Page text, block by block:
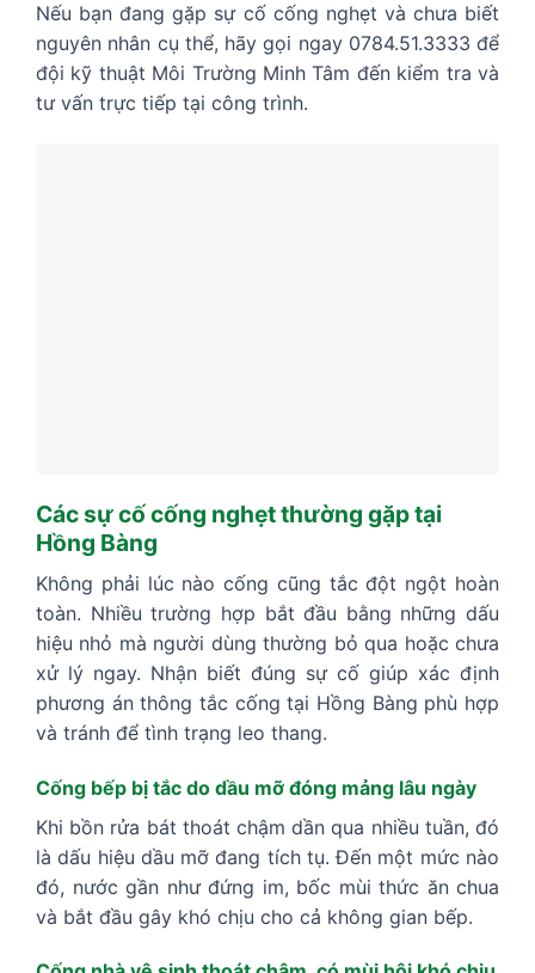
Nếu bạn đang gặp sự cố cống nghẹt và chưa biết
nguyên nhân cụ thể, hãy gọi ngay 0784.51.3333 để
đội kỹ thuật Môi Trường Minh Tâm đến kiểm tra và
tư vấn trực tiếp tại công trình.
Các sự cố cống nghẹt thường gặp tại
Hồng Bàng
Không phải lúc nào cống cũng tắc đột ngột hoàn
toàn. Nhiều trường hợp bắt đầu bằng những dấu
hiệu nhỏ mà người dùng thường bỏ qua hoặc chưa
xử lý ngay. Nhận biết đúng sự cố giúp xác định
phương án thông tắc cống tại Hồng Bàng phù hợp
và tránh để tình trạng leo thang.
Cống bếp bị tắc do dầu mỡ đóng mảng lâu ngày
Khi bồn rửa bát thoát chậm dần qua nhiều tuần, đó
là dấu hiệu dầu mỡ đang tích tụ. Đến một mức nào
đó, nước gần như đứng im, bốc mùi thức ăn chua
và bắt đầu gây khó chịu cho cả không gian bếp.